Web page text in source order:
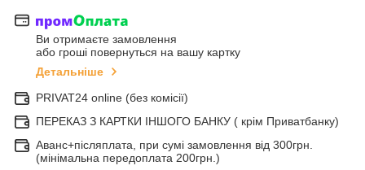
Ви отримаєте замовлення
або гроші повернуться на вашу картку
Детальніше
PRIVAT24 online (без комісії)
ПЕРЕКАЗ З КАРТКИ ІНШОГО БАНКУ ( крім Приватбанку)
Аванс+післяплата, при сумі замовлення від 300грн.
(мінімальна передоплата 200грн.)